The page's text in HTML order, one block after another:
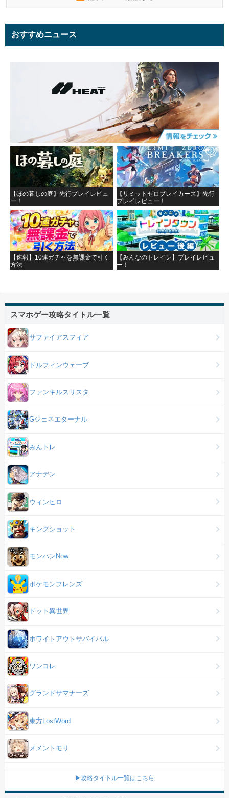
おすすめニュース
【ほの暮しの庭】先行プレイレビュ
ー！
【リミットゼロブレイカーズ】先行
プレイレビュー！
【速報】10連ガチャを無課金で引く
方法
【みんなのトレイン】プレイレビュ
ー！
スマホゲー攻略タイトル一覧
サファイアスフィア
ドルフィンウェーブ
ファンキルスリスタ
Gジェネエターナル
みんトレ
アナデン
ウィンヒロ
キングショット
モンハンNow
ポケモンフレンズ
ドット異世界
ホワイトアウトサバイバル
ワンコレ
グランドサマナーズ
東方LostWord
メメントモリ
▶攻略タイトル一覧はこちら